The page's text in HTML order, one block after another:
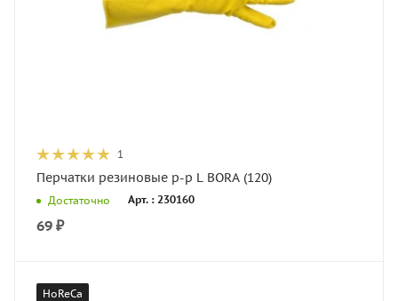
1
Перчатки резиновые р-р L BORA (120)
Достаточно Арт. : 230160
69 ₽
HoReCa